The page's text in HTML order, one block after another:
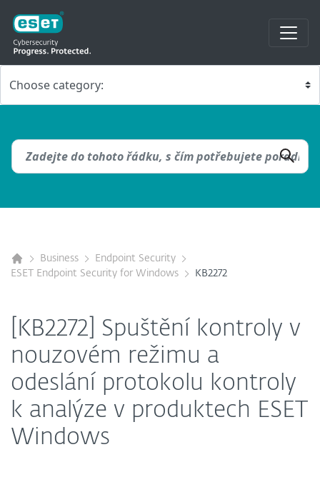
Business
Endpoint Security
ESET Endpoint Security for Windows
KB2272
[KB2272] Spuštění kontroly v
nouzovém režimu a
odeslání protokolu kontroly
k analýze v produktech ESET
Windows